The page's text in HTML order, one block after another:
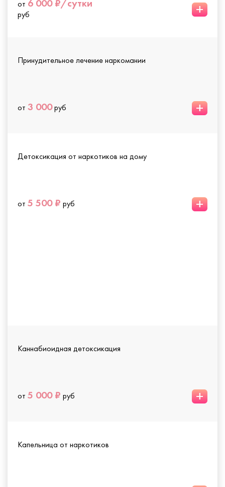
от 6 000 ₽/сутки
руб +
Принудительное лечение наркомании
от 3 000руб +
Детоксикация от наркотиков на дому
от 5 500 ₽ руб +
Каннабиоидная детоксикация
от 5 000 ₽ руб +
Капельница от наркотиков